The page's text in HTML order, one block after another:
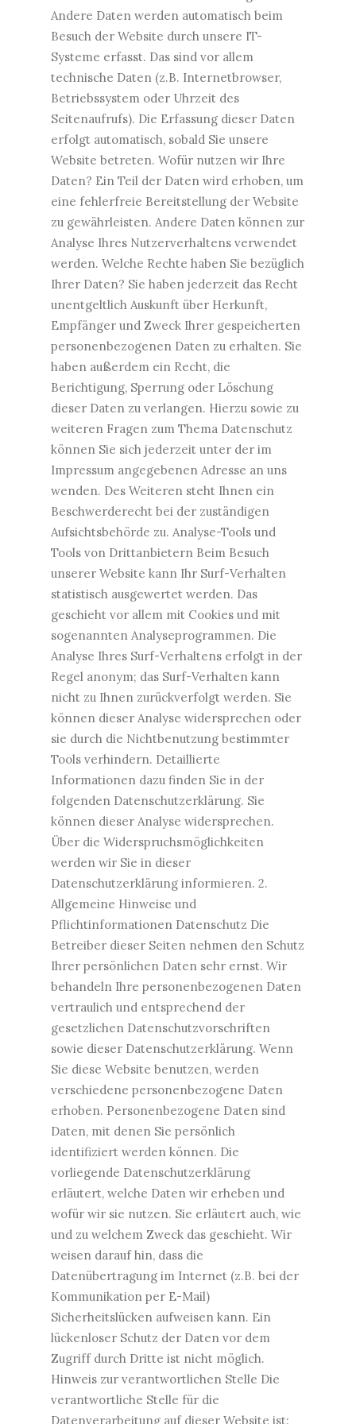
Andere Daten werden automatisch beim
Besuch der Website durch unsere IT-
Systeme erfasst. Das sind vor allem
technische Daten (z.B. Internetbrowser,
Betriebssystem oder Uhrzeit des
Seitenaufrufs). Die Erfassung dieser Daten
erfolgt automatisch, sobald Sie unsere
Website betreten. Wofür nutzen wir Ihre
Daten? Ein Teil der Daten wird erhoben, um
eine fehlerfreie Bereitstellung der Website
zu gewährleisten. Andere Daten können zur
Analyse Ihres Nutzerverhaltens verwendet
werden. Welche Rechte haben Sie bezüglich
Ihrer Daten? Sie haben jederzeit das Recht
unentgeltlich Auskunft über Herkunft,
Empfänger und Zweck Ihrer gespeicherten
personenbezogenen Daten zu erhalten. Sie
haben außerdem ein Recht, die
Berichtigung, Sperrung oder Löschung
dieser Daten zu verlangen. Hierzu sowie zu
weiteren Fragen zum Thema Datenschutz
können Sie sich jederzeit unter der im
Impressum angegebenen Adresse an uns
wenden. Des Weiteren steht Ihnen ein
Beschwerderecht bei der zuständigen
Aufsichtsbehörde zu. Analyse-Tools und
Tools von Drittanbietern Beim Besuch
unserer Website kann Ihr Surf-Verhalten
statistisch ausgewertet werden. Das
geschieht vor allem mit Cookies und mit
sogenannten Analyseprogrammen. Die
Analyse Ihres Surf-Verhaltens erfolgt in der
Regel anonym; das Surf-Verhalten kann
nicht zu Ihnen zurückverfolgt werden. Sie
können dieser Analyse widersprechen oder
sie durch die Nichtbenutzung bestimmter
Tools verhindern. Detaillierte
Informationen dazu finden Sie in der
folgenden Datenschutzerklärung. Sie
können dieser Analyse widersprechen.
Über die Widerspruchsmöglichkeiten
werden wir Sie in dieser
Datenschutzerklärung informieren. 2.
Allgemeine Hinweise und
Pflichtinformationen Datenschutz Die
Betreiber dieser Seiten nehmen den Schutz
Ihrer persönlichen Daten sehr ernst. Wir
behandeln Ihre personenbezogenen Daten
vertraulich und entsprechend der
gesetzlichen Datenschutzvorschriften
sowie dieser Datenschutzerklärung. Wenn
Sie diese Website benutzen, werden
verschiedene personenbezogene Daten
erhoben. Personenbezogene Daten sind
Daten, mit denen Sie persönlich
identifiziert werden können. Die
vorliegende Datenschutzerklärung
erläutert, welche Daten wir erheben und
wofür wir sie nutzen. Sie erläutert auch, wie
und zu welchem Zweck das geschieht. Wir
weisen darauf hin, dass die
Datenübertragung im Internet (z.B. bei der
Kommunikation per E-Mail)
Sicherheitslücken aufweisen kann. Ein
lückenloser Schutz der Daten vor dem
Zugriff durch Dritte ist nicht möglich.
Hinweis zur verantwortlichen Stelle Die
verantwortliche Stelle für die
Datenverarbeitung auf dieser Website ist: